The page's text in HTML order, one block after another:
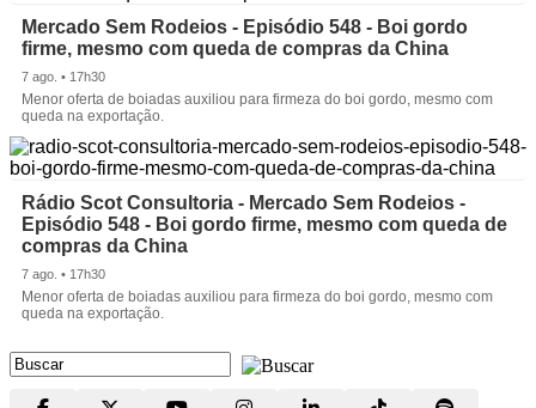
Mercado Sem Rodeios - Episódio 548 - Boi gordo
firme, mesmo com queda de compras da China
7 ago. • 17h30
Menor oferta de boiadas auxiliou para firmeza do boi gordo, mesmo com
queda na exportação.
Rádio Scot Consultoria - Mercado Sem Rodeios -
Episódio 548 - Boi gordo firme, mesmo com queda de
compras da China
7 ago. • 17h30
Menor oferta de boiadas auxiliou para firmeza do boi gordo, mesmo com
queda na exportação.